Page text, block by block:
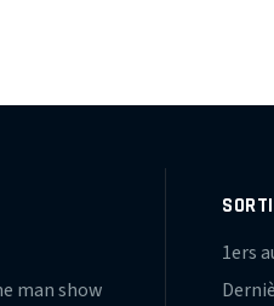
man show
1ers